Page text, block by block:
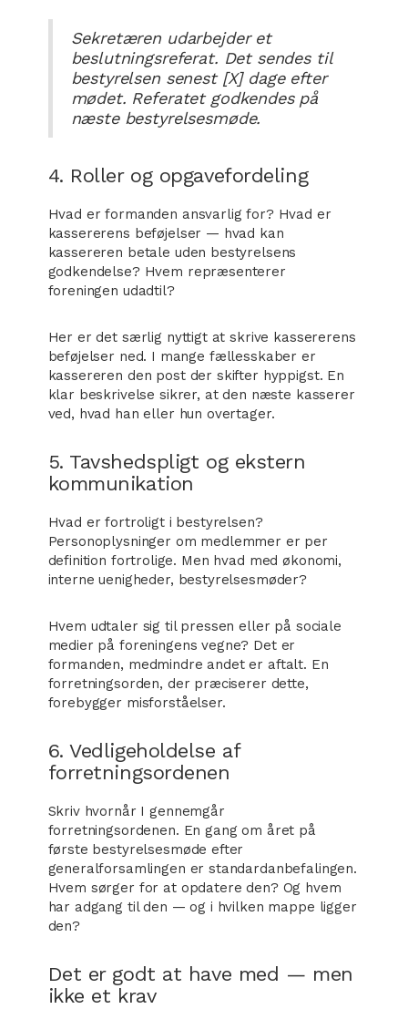
Sekretæren udarbejder et
beslutningsreferat. Det sendes til
bestyrelsen senest [X] dage efter
mødet. Referatet godkendes på
næste bestyrelsesmøde.
4. Roller og opgavefordeling
Hvad er formanden ansvarlig for? Hvad er
kassererens beføjelser — hvad kan
kassereren betale uden bestyrelsens
godkendelse? Hvem repræsenterer
foreningen udadtil?
Her er det særlig nyttigt at skrive kassererens
beføjelser ned. I mange fællesskaber er
kassereren den post der skifter hyppigst. En
klar beskrivelse sikrer, at den næste kasserer
ved, hvad han eller hun overtager.
5. Tavshedspligt og ekstern
kommunikation
Hvad er fortroligt i bestyrelsen?
Personoplysninger om medlemmer er per
definition fortrolige. Men hvad med økonomi,
interne uenigheder, bestyrelsesmøder?
Hvem udtaler sig til pressen eller på sociale
medier på foreningens vegne? Det er
formanden, medmindre andet er aftalt. En
forretningsorden, der præciserer dette,
forebygger misforståelser.
6. Vedligeholdelse af
forretningsordenen
Skriv hvornår I gennemgår
forretningsordenen. En gang om året på
første bestyrelsesmøde efter
generalforsamlingen er standardanbefalingen.
Hvem sørger for at opdatere den? Og hvem
har adgang til den — og i hvilken mappe ligger
den?
Det er godt at have med — men
ikke et krav